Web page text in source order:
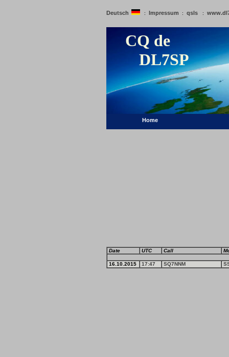
Deutsch : Impressum : qsls :
CQ de
DL7SP
Home
Date UTC Call
16.10.2015 17:47 SQ7NNM